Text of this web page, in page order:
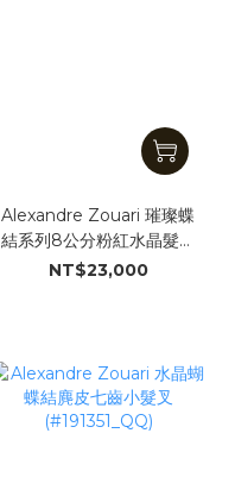
Alexandre Zouari 璀璨蝶
結系列8公分粉紅水晶髮夾
(#19880_QQ)
NT$23,000